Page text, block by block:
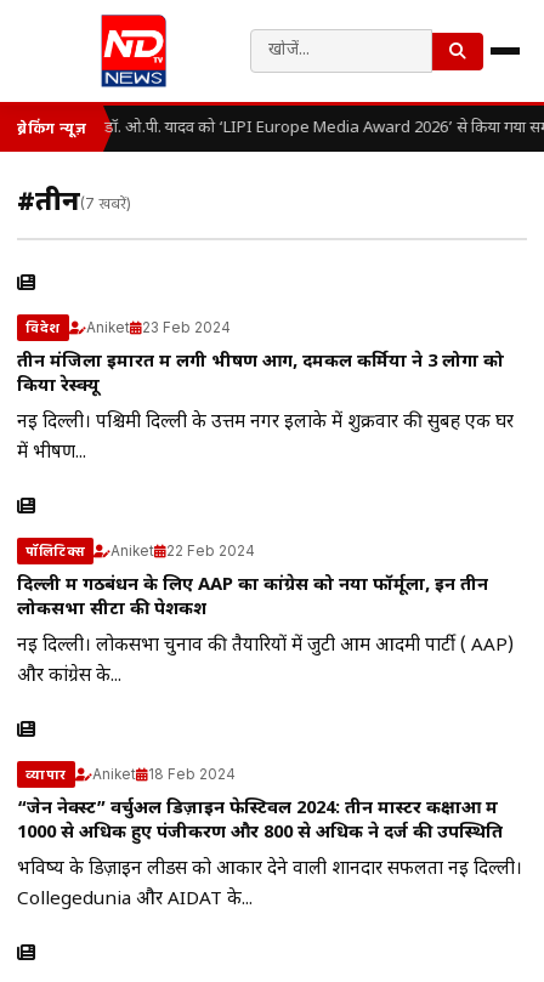
ब्रेकिंग न्यूज़ डॉ. ओ.पी. यादव को ‘LIPI Europe Media Award 2026’ से किया गया
#तीन(7 खबरें)
विदेश Aniket 23 Feb 2024
तीन मंजिला इमारत में लगी भीषण आग, दमकल कर्मियों ने 3 लोगों को
किया रेस्क्यू
नई दिल्ली। पश्चिमी दिल्ली के उत्तम नगर इलाके में शुक्रवार की सुबह एक घर
में भीषण...
पॉलिटिक्स Aniket 22 Feb 2024
दिल्ली में गठबंधन के लिए AAP का कांग्रेस को नया फॉर्मूला, इन तीन
लोकसभा सीटों की पेशकश
नई दिल्ली। लोकसभा चुनाव की तैयारियों में जुटी आम आदमी पार्टी ( AAP)
और कांग्रेस के...
व्यापार Aniket 18 Feb 2024
“जेन नेक्स्ट” वर्चुअल डिज़ाइन फेस्टिवल 2024: तीन मास्टर कक्षाओं में
1000 से अधिक हुए पंजीकरण और 800 से अधिक ने दर्ज की उपस्थिति
भविष्य के डिज़ाइन लीडर्स को आकार देने वाली शानदार सफलता नई दिल्ली।
Collegedunia और AIDAT के...